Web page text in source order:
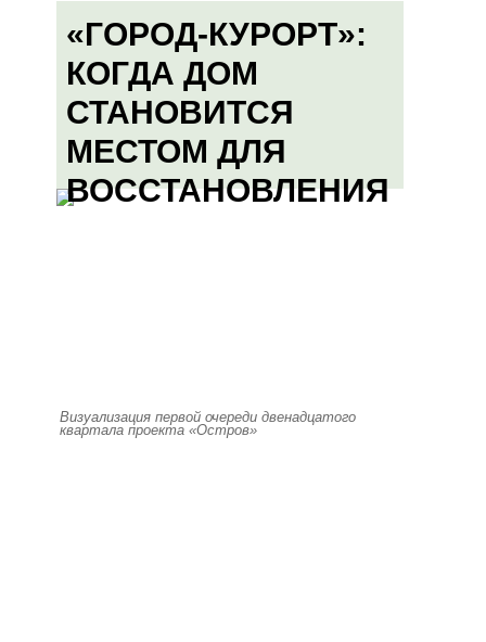
«ГОРОД-КУРОРТ»:
КОГДА ДОМ
СТАНОВИТСЯ
МЕСТОМ ДЛЯ
ВОССТАНОВЛЕНИЯ
Визуализация первой очереди двенадцатого
квартала проекта «Остров»